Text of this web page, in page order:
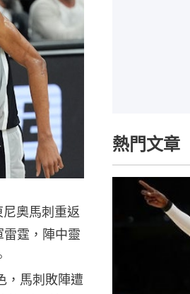
奧馬刺重返
霆，陣中靈
，馬刺敗陣遭
熱門文章